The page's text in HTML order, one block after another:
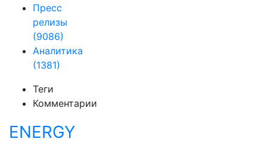
Пресс
релизы
(9086)
Аналитика
(1381)
Теги
Комментарии
ENERGY